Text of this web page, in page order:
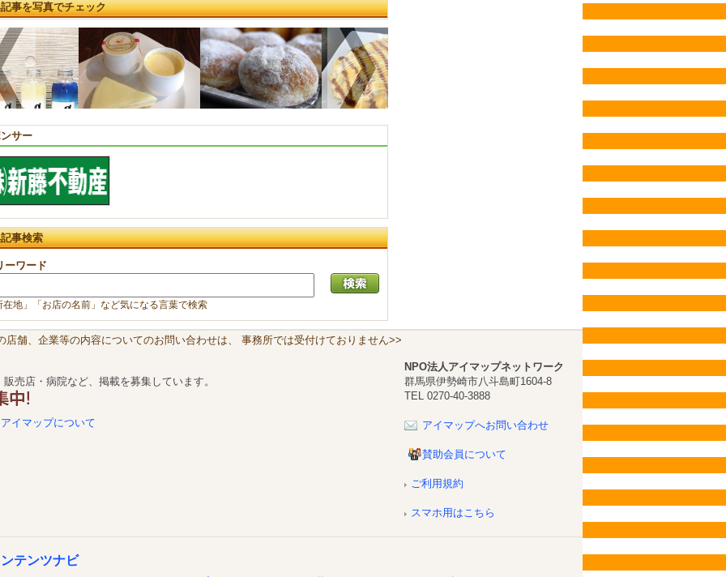
事を写真でチェック
サー
事検索
ーワード
在地」「お店の名前」など気になる言葉で検索
店舗、企業等の内容についてのお問い合わせは、 事務所では受付けておりません>>
売店・病院など、掲載を募集しています。
アイマップについて
NPO法人アイマップネットワーク
群馬県伊勢崎市八斗島町1604-8
TEL 0270-40-3888
アイマップへお問い合わせ
賛助会員について
ご利用規約
スマホ用はこちら
テンツナビ